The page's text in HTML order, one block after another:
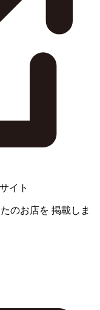
イト
のお店を 掲載しま